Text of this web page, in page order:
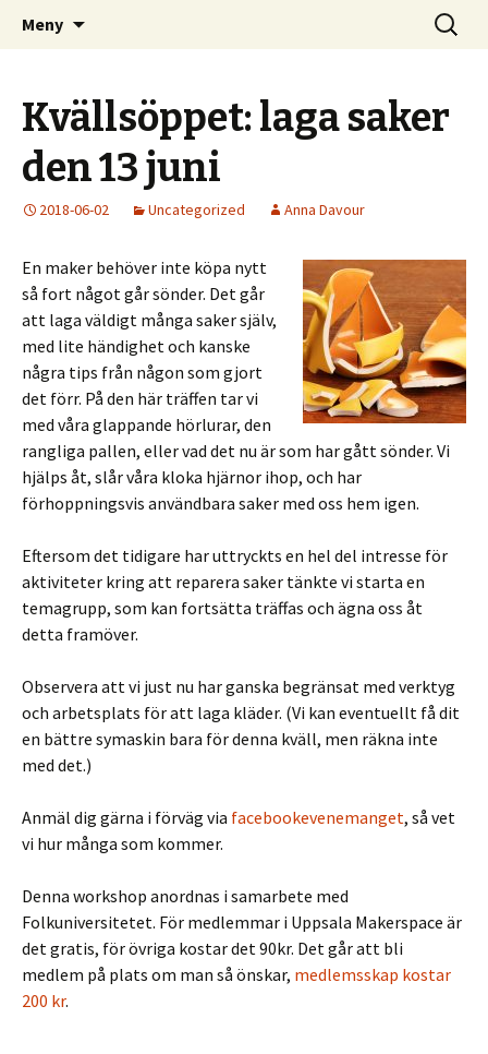
Uppsala Makerspace
Kom och skapa i Uppsala!
Meny
Sök
efter:
Kvällsöppet: laga saker
den 13 juni
2018-06-02 Uncategorized Anna Davour
En maker behöver inte köpa nytt
så fort något går sönder. Det går
att laga väldigt många saker själv,
med lite händighet och kanske
några tips från någon som gjort
det förr. På den här träffen tar vi
med våra glappande hörlurar, den
rangliga pallen, eller vad det nu är som har gått sönder. Vi
hjälps åt, slår våra kloka hjärnor ihop, och har
förhoppningsvis användbara saker med oss hem igen.
Eftersom det tidigare har uttryckts en hel del intresse för
aktiviteter kring att reparera saker tänkte vi starta en
temagrupp, som kan fortsätta träffas och ägna oss åt
detta framöver.
Observera att vi just nu har ganska begränsat med verktyg
och arbetsplats för att laga kläder. (Vi kan eventuellt få dit
en bättre symaskin bara för denna kväll, men räkna inte
med det.)
Anmäl dig gärna i förväg via facebookevenemanget, så vet
vi hur många som kommer.
Denna workshop anordnas i samarbete med
Folkuniversitetet. För medlemmar i Uppsala Makerspace är
det gratis, för övriga kostar det 90kr. Det går att bli
medlem på plats om man så önskar, medlemsskap kostar
200 kr.